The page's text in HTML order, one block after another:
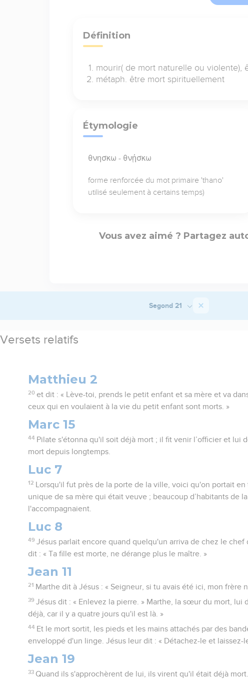
Définition
mourir( de mort naturelle ou violente),
métaph. être mort spirituellement
Étymologie
θνησκω - θνῄσκω
forme renforcée du mot primaire 'thano'
utilisé seulement à certains temps)
Vous avez aimé ? Partagez
Segond 21
Versets relatifs
Matthieu 2
20 et dit : « Lève-toi, prends le petit enfant et sa mère et va
ceux qui en voulaient à la vie du petit enfant sont morts. »
Marc 15
44 Pilate s'étonna qu'il soit déjà mort ; il fit venir l’officier et lui
mort depuis longtemps.
Luc 7
12
Lorsqu'il fut près de la porte de la ville, voici qu'on portait
unique de sa mère qui était veuve ; beaucoup d’habitants de
l'accompagnaient.
Luc 8
49 Jésus parlait encore quand quelqu'un arriva de chez le chef
dit : « Ta fille est morte, ne dérange plus le maître. »
Jean 11
21 Marthe dit à Jésus : « Seigneur, si tu avais été ici, mon frère
39 Jésus dit : « Enlevez la pierre. » Marthe, la sœur du mort, lui
déjà, car il y a quatre jours qu'il est là. »
44 Et le mort sortit, les pieds et les mains attachés par des
enveloppé d'un linge. Jésus leur dit : « Détachez-le et laissez-
Jean 19
33 Quand ils s'approchèrent de lui, ils virent qu'il était déjà